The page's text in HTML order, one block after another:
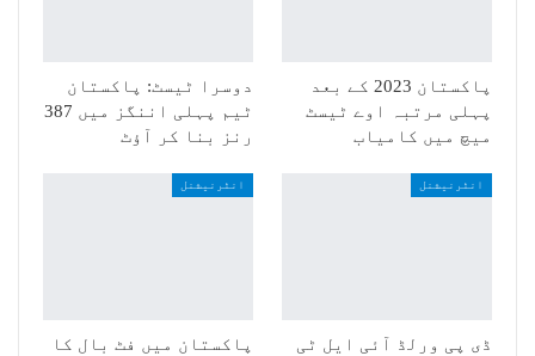
پاکستان 2023 کے بعد
پہلی مرتبہ اوے ٹیسٹ
میچ میں کامیاب
دوسرا ٹیسٹ: پاکستان
ٹیم پہلی اننگز میں 387
رنز بنا کر آؤٹ
انٹرنیشنل
ڈی پی ورلڈ آئی ایل ٹی
انٹرنیشنل
پاکستان میں فٹ بال کا